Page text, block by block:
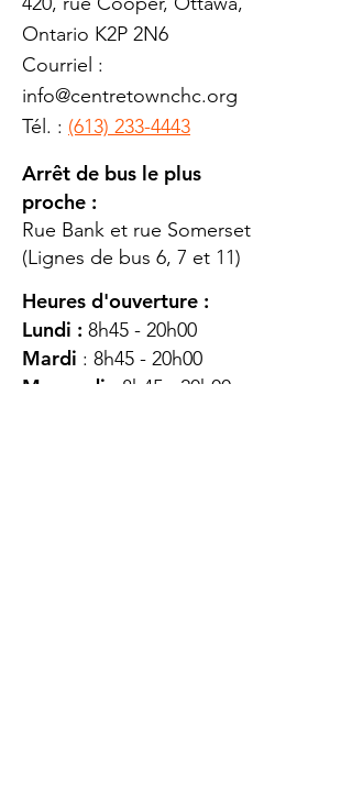
Ontario K2P 2N6
Courriel :
info@centretownchc.org
Tél. : (613) 233-4443
Arrêt de bus le plus
proche :
Rue Bank et rue Somerset
(Lignes de bus 6, 7 et 11)
Heures d'ouverture :
Lundi : 8h45 - 20h00
Mardi : 8h45 - 20h00
Mercredi : 8h45 - 20h00